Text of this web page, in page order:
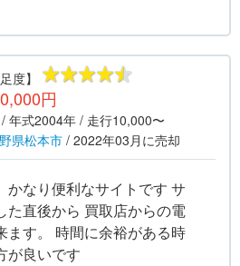
度】
円
年式2004年/ 走行10,000〜
県松本市/ 2022年03月 に売却
かなり便利なサイトです サ
た直後から 買取店からの電
ます。 時間に余裕がある時
が良いです